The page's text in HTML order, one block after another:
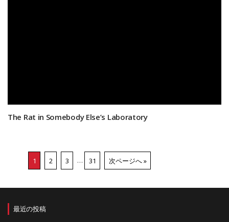
The Rat in Somebody Else’s Laboratory
1 2 3 … 31 次ページへ »
最近の投稿